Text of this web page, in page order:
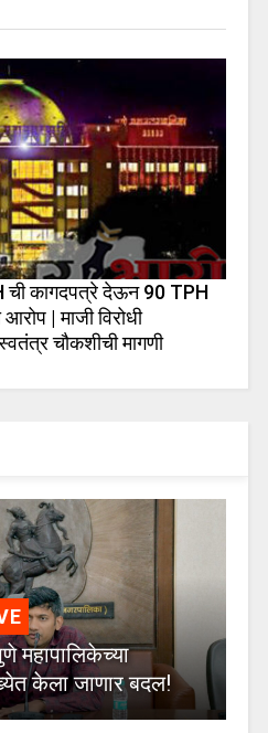
कागदपत्रे देऊन 90 TPH
| माजी विरोधी
चौकशीची मागणी
केला जाणार बदल!